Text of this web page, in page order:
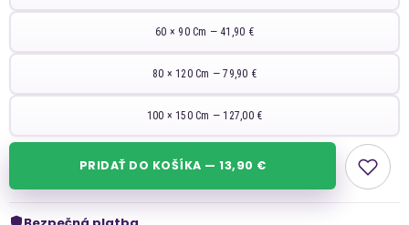
60 × 90 Cm — 41,90 €
80 × 120 Cm — 79,90 €
100 × 150 Cm — 127,00 €
PRIDAŤ DO KOŠÍKA — 13,90 €